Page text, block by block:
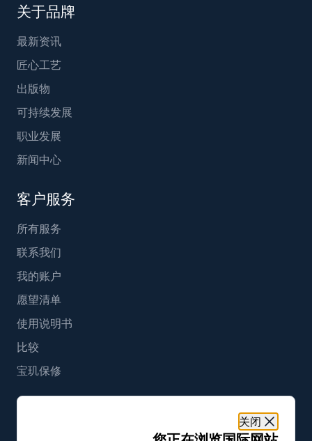
关于品牌
最新资讯
匠心工艺
出版物
可持续发展
职业发展
新闻中心
客户服务
所有服务
联系我们
我的账户
愿望清单
使用说明书
比较
宝玑保修
关闭